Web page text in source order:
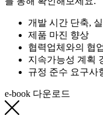
개발 시간 단축,
제품 마진 향상
협력업체와의 협
지속가능성 계획
규정 준수 요구사
e-book 다운로드